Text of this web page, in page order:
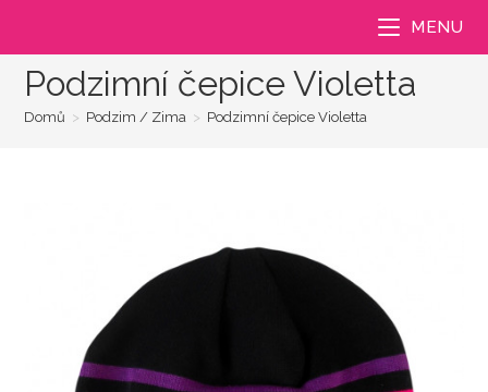
MENU
Podzimní čepice Violetta
Domů > Podzim / Zima > Podzimní čepice Violetta